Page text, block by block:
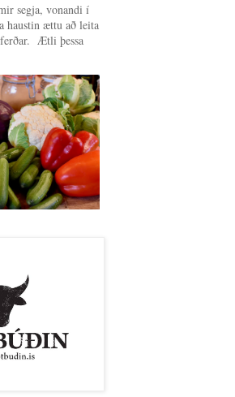
segja, vonandi í
haustin ættu að leita
Ætli þessa